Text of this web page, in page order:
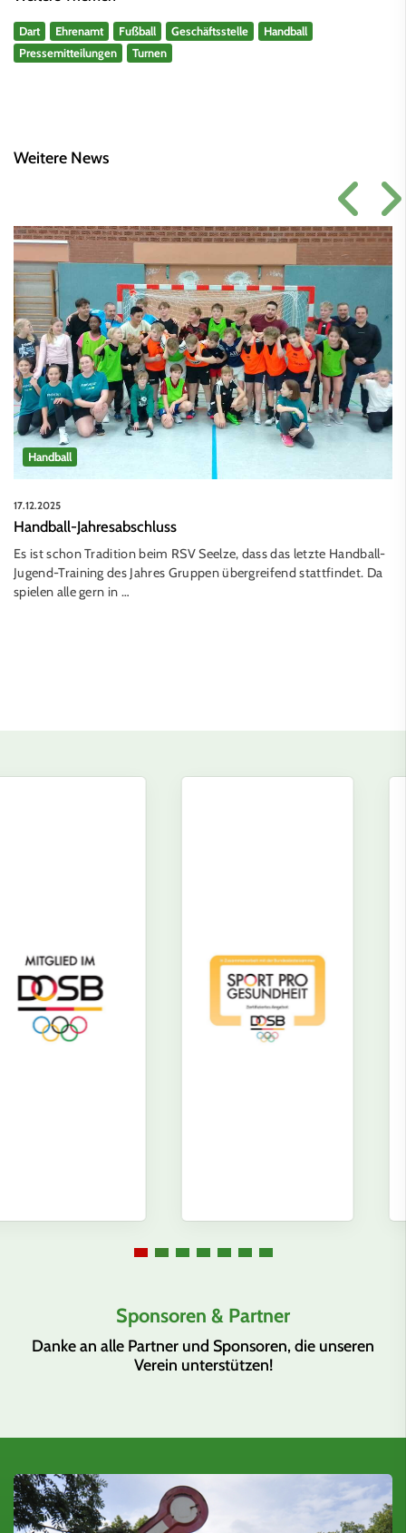
Dart Ehrenamt Fußball Geschäftsstelle
Handball
Pressemitteilungen
Turnen
Weitere News
Handball
17.12.2025
Handball-Jahresabschluss
Es ist schon Tradition beim RSV Seelze, dass das letzte Handball-
Jugend-Training des Jahres Gruppen übergreifend stattfindet. Da
spielen alle gern in …
Sponsoren & Partner
Danke an alle Partner und Sponsoren, die unseren
Verein unterstützen!